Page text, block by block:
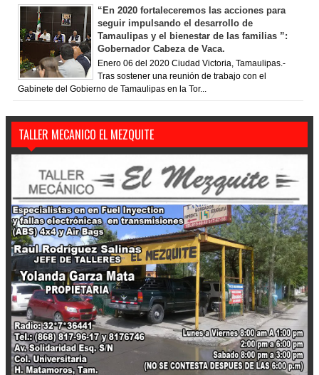
“En 2020 fortaleceremos las acciones para
seguir impulsando el desarrollo de
Tamaulipas y el bienestar de las familias ”:
Gobernador Cabeza de Vaca.
Enero 06 del 2020 Ciudad Victoria, Tamaulipas.-
Tras sostener una reunión de trabajo con el
Gabinete del Gobierno de Tamaulipas en la Tor...
TALLER MECANICO EL MEZQUITE